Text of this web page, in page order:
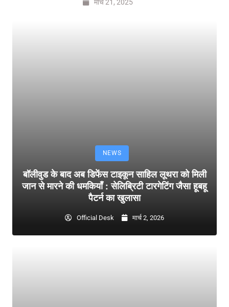
मार्च 21, 2025
NEWS
बॉलीवुड के बाद अब डिफेंस टाइकून साहिल लूथरा को मिली
जान से मारने की धमकियाँ : सेलिब्रिटी टारगेटिंग जैसा हूबहू
पैटर्न का खुलासा
Official Desk मार्च 2, 2026